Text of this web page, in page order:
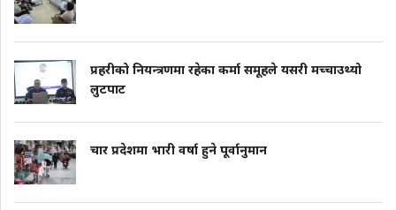
प्रहरीको नियन्त्रणमा रहेका कर्मा समूहले यसरी मच्चाउथ्यो
लुटपाट
चार प्रदेशमा भारी वर्षा हुने पूर्वानुमान